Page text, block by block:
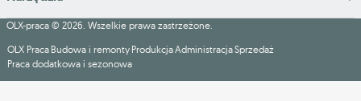
OLX-praca © 2026. Wszelkie prawa zastrzeżone.
OLX Praca Budowa i remonty ProdukcjaAdministracjaSprzedaż
Praca dodatkowa i sezonowa